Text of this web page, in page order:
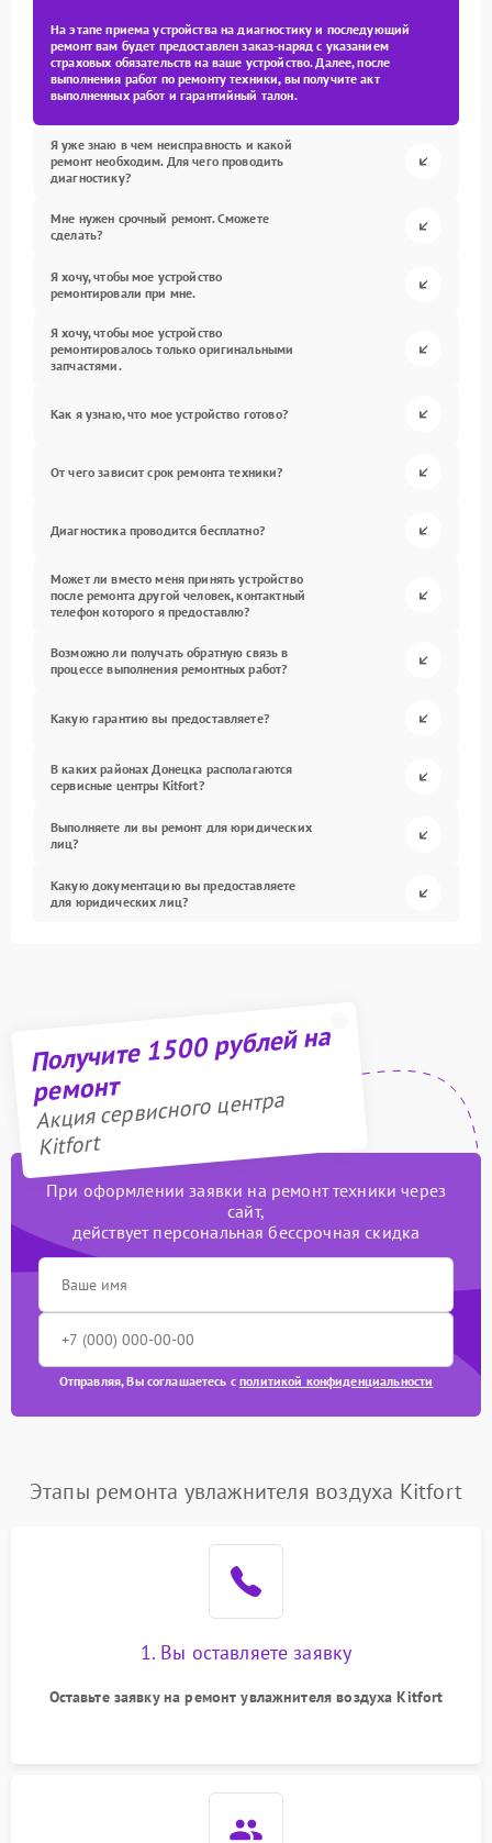
На этапе приема устройства на диагностику и последующий
ремонт вам будет предоставлен заказ-наряд с указанием
страховых обязательств на ваше устройство. Далее, после
выполнения работ по ремонту техники, вы получите акт
выполненных работ и гарантийный талон.
Я уже знаю в чем неисправность и какой
ремонт необходим. Для чего проводить
диагностику?
Мне нужен срочный ремонт. Сможете
сделать?
Я хочу, чтобы мое устройство
ремонтировали при мне.
Я хочу, чтобы мое устройство
ремонтировалось только оригинальными
запчастями.
Как я узнаю, что мое устройство готово?
От чего зависит срок ремонта техники?
Диагностика проводится бесплатно?
Может ли вместо меня принять устройство
после ремонта другой человек, контактный
телефон которого я предоставлю?
Возможно ли получать обратную связь в
процессе выполнения ремонтных работ?
Какую гарантию вы предоставляете?
В каких районах Донецка располагаются
сервисные центры Kitfort?
Выполняете ли вы ремонт для юридических
лиц?
Какую документацию вы предоставляете
для юридических лиц?
Получите 1500 рублей на
ремонт
Акция сервисного центра
Kitfort
При оформлении заявки на ремонт техники через
сайт,
действует персональная бессрочная скидка
Отправляя, Вы соглашаетесь сполитикой конфиденциальности
Этапы ремонта увлажнителя воздуха Kitfort
1. Вы оставляете заявку
Оставьте заявку на ремонт увлажнителя воздуха Kitfort